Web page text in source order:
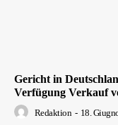
Gericht in
Verfügung Verkauf
Redaktion - 18.